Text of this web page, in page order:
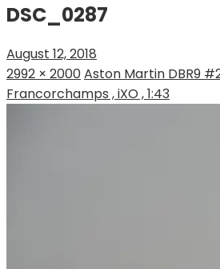
DSC_0287
August 12, 2018
2992 × 2000Aston Martin DBR9
Francorchamps , iXO , 1:43